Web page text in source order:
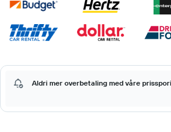
Aldri mer overbetaling med våre